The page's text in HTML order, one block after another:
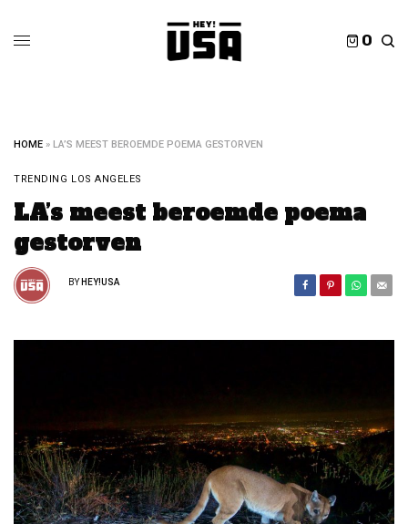
0
HOME » LA’S MEEST BEROEMDE POEMA GESTORVEN
TRENDING LOS ANGELES
LA’s meest beroemde poema
gestorven
BY HEY!USA